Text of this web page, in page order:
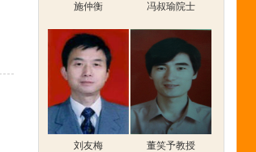
施仲衡 冯叔瑜院士
刘友梅 董笑予教授